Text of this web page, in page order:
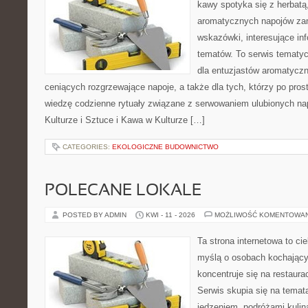
kawy spotyka się z
aromatycznych napojów
wskazówki, interesujące
tematów. To serwis
dla entuzjastów
ceniących rozgrzewające napoje, a także dla tych, którzy po
wiedzę codzienne rytuały związane z serwowaniem ulubionych
Kulturze i Sztuce i Kawa w Kulturze […]
CATEGORIES: EKOLOGICZNE BUDOWNICTWO
POLECANE LOKALE
POSTED BY ADMIN KWI - 11 - 2026 MOŻLIWOŚĆ
Ta strona internetowa to
myślą o osobach
koncentruje się na
Serwis skupia się na